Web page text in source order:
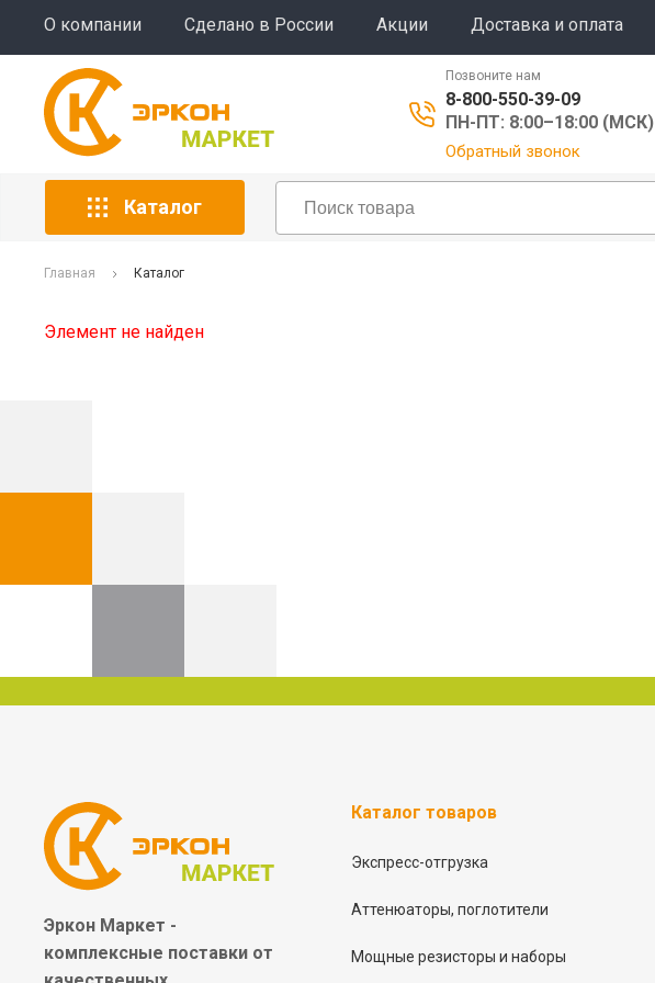
О компании Сделано в России Акции Доставка и оплата
Позвоните нам
8-800-550-39-09
ПН-ПТ: 8:00–18:00 (МСК)
Обратный звонок
Каталог
Главная Каталог
Элемент не найден
Эркон Маркет -
комплексные поставки от
Каталог товаров
Экспресс-отгрузка
Аттенюаторы, поглотители
Мощные резисторы и наборы